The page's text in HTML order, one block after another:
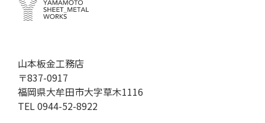
山本板金工務店
〒837-0917
福岡県大牟田市大字草木1116
TEL0944-52-8922